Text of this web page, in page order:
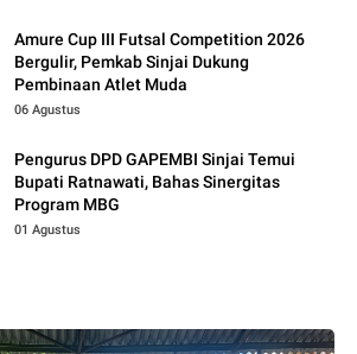
Amure Cup III Futsal Competition 2026
Bergulir, Pemkab Sinjai Dukung
Pembinaan Atlet Muda
06 Agustus
Pengurus DPD GAPEMBI Sinjai Temui
Bupati Ratnawati, Bahas Sinergitas
Program MBG
01 Agustus